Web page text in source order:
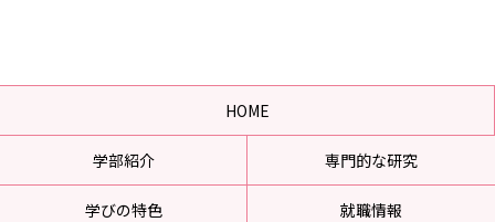
HOME
学部紹介 専門的な研究
学びの特色 就職情報